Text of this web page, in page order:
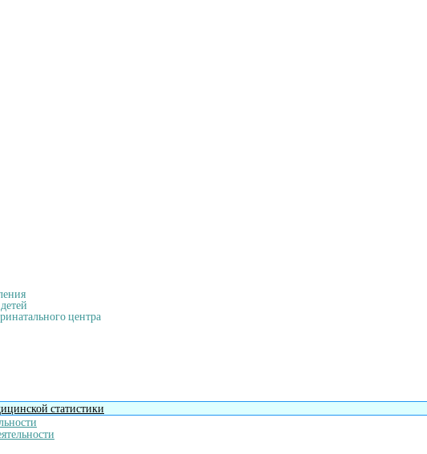
центра
статистики